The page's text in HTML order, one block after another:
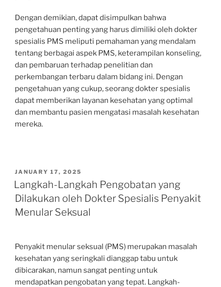
Dengan demikian, dapat disimpulkan bahwa
pengetahuan penting yang harus dimiliki oleh dokter
spesialis PMS meliputi pemahaman yang mendalam
tentang berbagai aspek PMS, keterampilan konseling,
dan pembaruan terhadap penelitian dan
perkembangan terbaru dalam bidang ini. Dengan
pengetahuan yang cukup, seorang dokter spesialis
dapat memberikan layanan kesehatan yang optimal
dan membantu pasien mengatasi masalah kesehatan
mereka.
POSTED
ON
JANUARY 17, 2025
Langkah-Langkah Pengobatan yang
Dilakukan oleh Dokter Spesialis Penyakit
Menular Seksual
Penyakit menular seksual (PMS) merupakan masalah
kesehatan yang seringkali dianggap tabu untuk
dibicarakan, namun sangat penting untuk
mendapatkan pengobatan yang tepat. Langkah-